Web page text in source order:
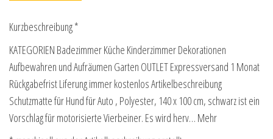
Kurzbeschreibung *
KATEGORIEN Badezimmer Küche Kinderzimmer Dekorationen
Aufbewahren und Aufräumen Garten OUTLET Expressversand 1 Monat
Rückgabefrist Liferung immer kostenlos Artikelbeschreibung
Schutzmatte für Hund für Auto , Polyester, 140 x 100 cm, schwarz ist ein
Vorschlag für motorisierte Vierbeiner. Es wird herv… Mehr